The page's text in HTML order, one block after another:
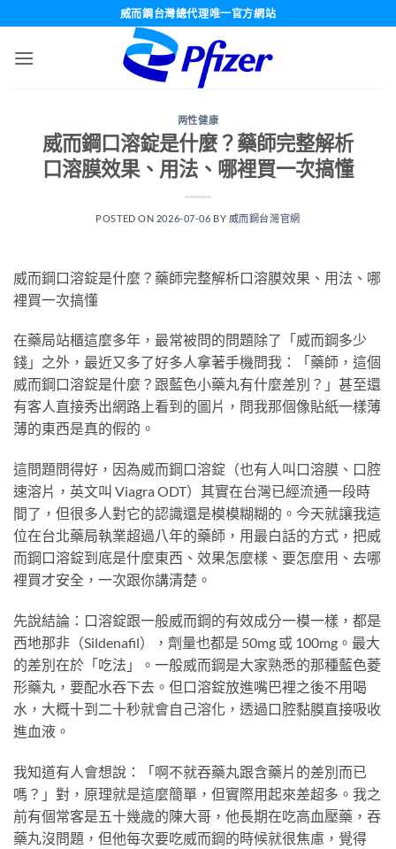
威而鋼台灣總代理唯一官方網站
两性健康
威而鋼口溶錠是什麼？藥師完整解析
口溶膜效果、用法、哪裡買一次搞懂
POSTED ON 2026-07-06 BY 威而鋼台灣官網
威而鋼口溶錠是什麼？藥師完整解析口溶膜效果、用法、哪
裡買一次搞懂
在藥局站櫃這麼多年，最常被問的問題除了「威而鋼多少
錢」之外，最近又多了好多人拿著手機問我：「藥師，這個
威而鋼口溶錠是什麼？跟藍色小藥丸有什麼差別？」甚至還
有客人直接秀出網路上看到的圖片，問我那個像貼紙一樣薄
薄的東西是真的假的。
這問題問得好，因為威而鋼口溶錠（也有人叫口溶膜、口腔
速溶片，英文叫 Viagra ODT）其實在台灣已經流通一段時
間了，但很多人對它的認識還是模模糊糊的。今天就讓我這
位在台北藥局執業超過八年的藥師，用最白話的方式，把威
而鋼口溶錠到底是什麼東西、效果怎麼樣、要怎麼用、去哪
裡買才安全，一次跟你講清楚。
先說結論：口溶錠跟一般威而鋼的有效成分一模一樣，都是
西地那非（Sildenafil），劑量也都是 50mg 或 100mg。最大
的差別在於「吃法」。一般威而鋼是大家熟悉的那種藍色菱
形藥丸，要配水吞下去。但口溶錠放進嘴巴裡之後不用喝
水，大概十到二十秒就會自己溶化，透過口腔黏膜直接吸收
進血液。
我知道有人會想說：「啊不就吞藥丸跟含藥片的差別而已
嗎？」對，原理就是這麼簡單，但實際用起來差超多。我之
前有個常客是五十幾歲的陳大哥，他長期在吃高血壓藥，吞
藥丸沒問題，但他每次要吃威而鋼的時候就很焦慮，覺得